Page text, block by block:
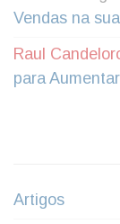
Vendas na
Raul
para
Artigos